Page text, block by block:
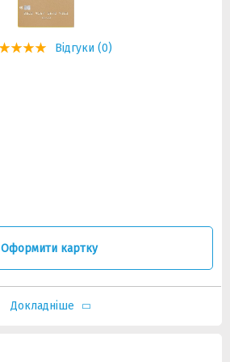
Відгуки (0)
Оформити картку
Докладніше